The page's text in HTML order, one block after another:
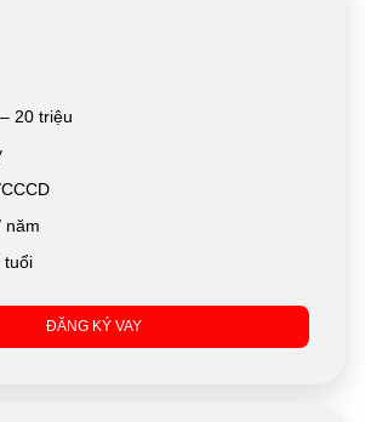
20 triệu
năm
tuổi
ĐĂNG KÝ VAY